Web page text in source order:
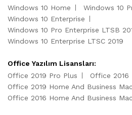
Windows 10 Home
Windows 10
Windows 10 Enterprise
Windows 10 Pro Enterprise LTSB
Windows 10 Enterprise LTSC 2019
Office Yazılım Lisansları:
Office 2019 Pro Plus
Office 2016
Office 2019 Home And Business Mac
Office 2016 Home And Business Mac